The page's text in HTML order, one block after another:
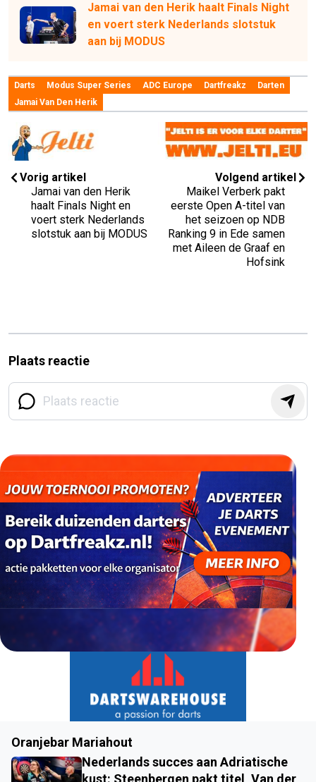
Jamai van den Herik haalt Finals Night
en voert sterk Nederlands slotstuk
aan bij MODUS
Darts Modus Super Series ADC Europe Dartfreakz
Darten
Jamai Van Den Herik
Vorig artikel
Jamai van den Herik
haalt Finals Night en
voert sterk Nederlands
slotstuk aan bij MODUS
Volgend artikel
Maikel Verberk pakt
eerste Open A-titel van
het seizoen op NDB
Ranking 9 in Ede samen
met Aileen de Graaf en
Hofsink
Plaats reactie
Oranjebar Mariahout
Nederlands succes aan Adriatische
kust: Steenbergen pakt titel, Van der